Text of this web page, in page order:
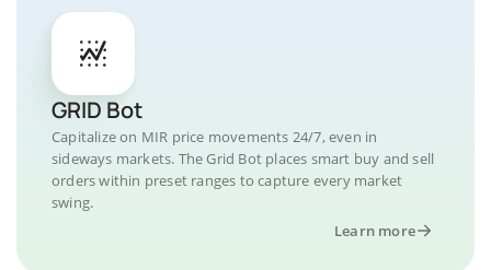
GRID Bot
Capitalize on MIR price movements 24/7, even in
sideways markets. The Grid Bot places smart buy and sell
orders within preset ranges to capture every market
swing.
Learn more